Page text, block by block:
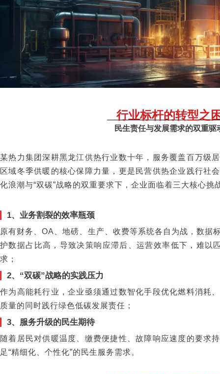
行业标杆的转型之
民生责任与发展需求的双重驱
某热力集团深耕黑龙江供热行业数十年，服务覆盖百万级
区域冬季供暖的核心保障力量，更是民营供热企业践行社
化浪潮与“双碳”战略的双重要求下，企业面临着三大核心挑
1、业务割裂的效率瓶颈
原有财务、OA、地磅、生产、收费等系统各自为战，数据
护数据占比高，导致决策响应滞后、运营效率低下，难以
求；
2、“双碳”战略的实践压力
作为高能耗行业，企业亟须通过数智化手段优化燃料消耗
质量的同时践行绿色低碳发展责任；
3、服务升级的民生期待
随着居民对供暖温度、缴费便捷性、故障响应速度的要求
足“精细化、个性化”的民生服务需求。